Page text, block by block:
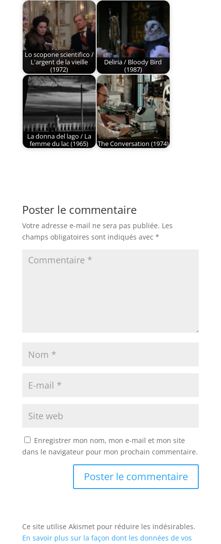
Lo scopone scientifico /
L'argent de la vieille
(1972)
Deliria / Bloody Bird
(1987)
La donna del lago / La
femme du lac (1965)
The Conversation (1974)
Poster le commentaire
Votre adresse e-mail ne sera pas publiée. Les
champs obligatoires sont indiqués avec *
Enregistrer mon nom, mon e-mail et mon site
dans le navigateur pour mon prochain commentaire.
Ce site utilise Akismet pour réduire les indésirables.
En savoir plus sur la façon dont les données de vos